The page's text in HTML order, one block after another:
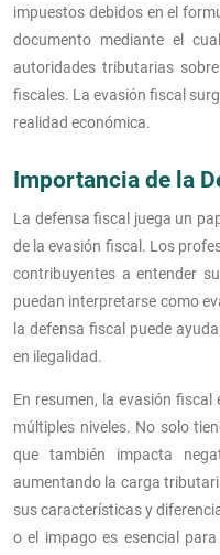
impuestos debidos en el
documento mediante el
autoridades tributarias
fiscales. La evasión fiscal
realidad económica.
Importancia de la
La defensa fiscal juega un
de la evasión fiscal. Los
contribuyentes a entender
puedan interpretarse como
la defensa fiscal puede
en ilegalidad.
En resumen, la evasión
múltiples niveles. No solo
que también impacta
aumentando la carga
sus características y
o el impago es esencial